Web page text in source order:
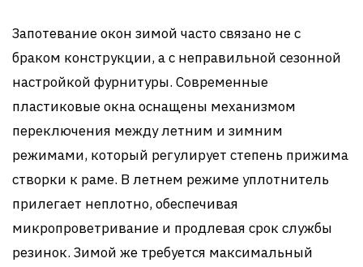
Запотевание окон зимой часто связано не с
браком конструкции, а с неправильной сезонной
настройкой фурнитуры. Современные
пластиковые окна оснащены механизмом
переключения между летним и зимним
режимами, который регулирует степень прижима
створки к раме. В летнем режиме уплотнитель
прилегает неплотно, обеспечивая
микропроветривание и продлевая срок службы
резинок. Зимой же требуется максимальный